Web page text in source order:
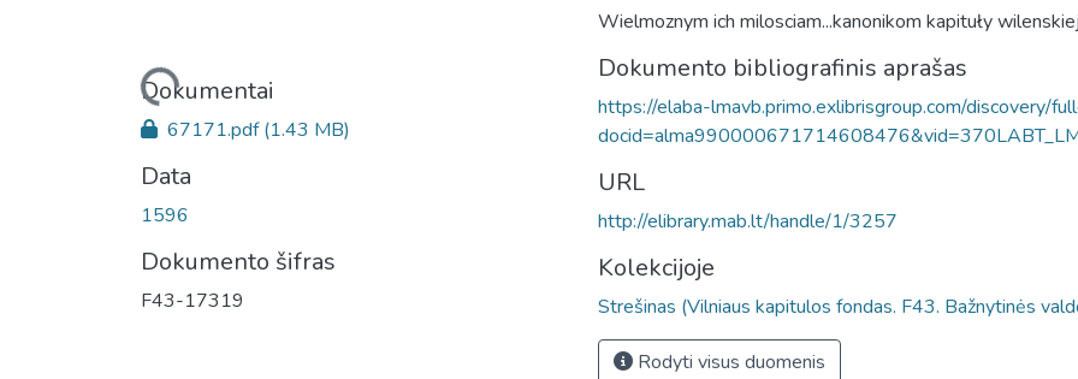
Įkeliama...
Dokumentai
67171.pdf(1.43 MB)
Data
1596
Dokumento šifras
F43-17319
Wielmoznym ich milosciam...kanonikom kapituły
Dokumento bibliografinis aprašas
https://elaba-lmavb.primo.exlibrisgroup.com/discovery/
URL
http://elibrary.mab.lt/handle/1/3257
Kolekcijoje
Strešinas (Vilniaus kapitulos fondas. F43. Bažnytinės
Rodyti visus duomenis